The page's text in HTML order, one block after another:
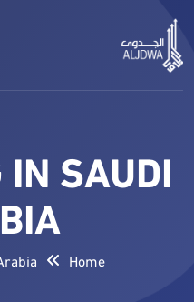
IN SAUDI
Home